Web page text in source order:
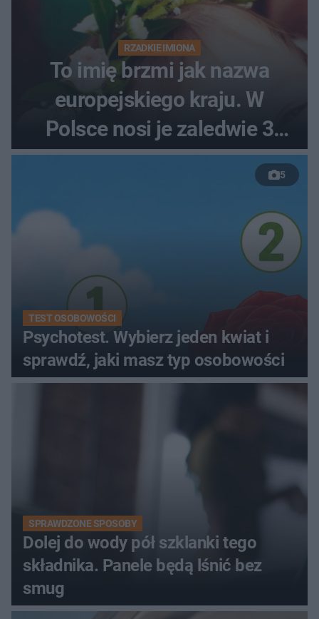
RZADKIE IMIONA
To imię brzmi jak nazwa
europejskiego kraju. W
Polsce nosi je zaledwie 3
kobiety
5
TEST OSOBOWOŚCI
Psychotest. Wybierz jeden kwiat i
sprawdź, jaki masz typ osobowości
SPRAWDZONE SPOSOBY
Dolej do wody pół szklanki tego
składnika. Panele będą lśnić bez
smug